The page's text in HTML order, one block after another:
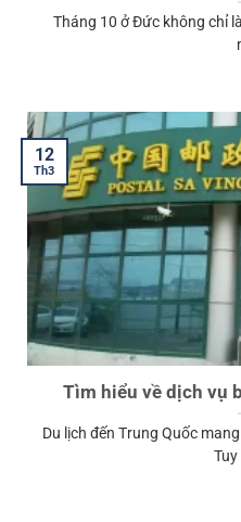
Tháng 10 ở Đức không chỉ
Tìm hiểu về dịch vụ
Du lịch đến Trung Quốc
Tuy
12
Th3